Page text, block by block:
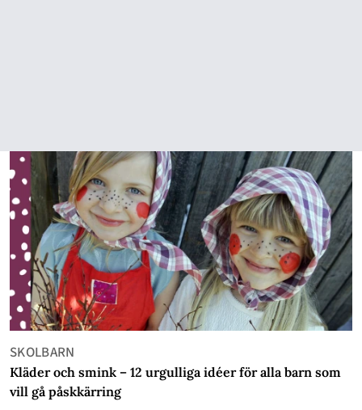
SKOLBARN
Kläder och smink – 12 urgulliga idéer för alla barn som
vill gå påskkärring